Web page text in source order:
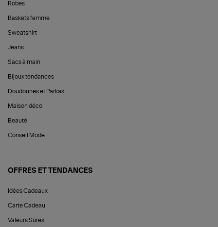
Robes
Baskets femme
Sweatshirt
Jeans
Sacs à main
Bijoux tendances
Doudounes et Parkas
Maison déco
Beauté
Conseil Mode
OFFRES ET TENDANCES
Idées Cadeaux
Carte Cadeau
Valeurs Sûres